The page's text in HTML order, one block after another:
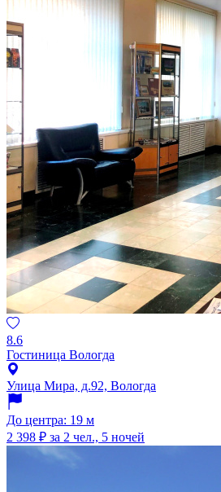
8.6
Гостиница Вологда
Улица Мира, д.92, Вологда
До центра: 19 м
2 398 ₽ за 2 чел., 5 ночей